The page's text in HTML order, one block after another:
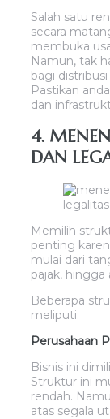
Salah satu
secara
membuka
Namun, tak
bagi
Pastikan
dan
4.
DAN
Memilih
penting
mulai dari
pajak, hingga
Beberapa
meliputi:
Perusahaan
Bisnis ini
Struktur ini
rendah.
atas segala